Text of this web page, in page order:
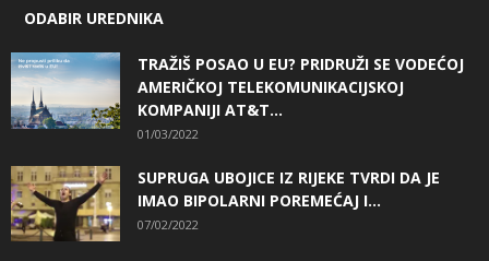
ODABIR UREDNIKA
TRAŽIŠ POSAO U EU? PRIDRUŽI SE VODEĆOJ
AMERIČKOJ TELEKOMUNIKACIJSKOJ
KOMPANIJI AT&T...
01/03/2022
SUPRUGA UBOJICE IZ RIJEKE TVRDI DA JE
IMAO BIPOLARNI POREMEĆAJ I...
07/02/2022